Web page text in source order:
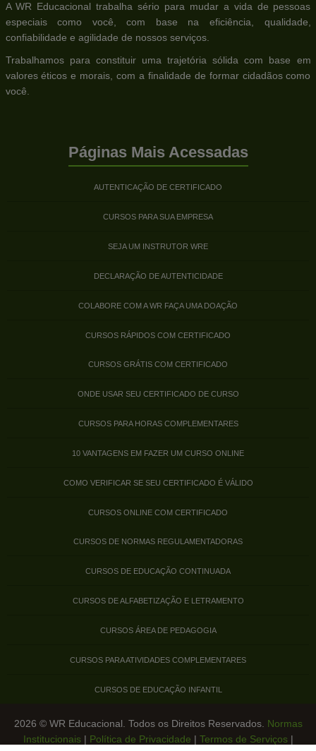
A WR Educacional trabalha sério para mudar a vida de pessoas
especiais como você, com base na eficiência, qualidade,
confiabilidade e agilidade de nossos serviços.
Trabalhamos para constituir uma trajetória sólida com base em
valores éticos e morais, com a finalidade de formar cidadãos como
você.
Páginas Mais Acessadas
AUTENTICAÇÃO DE CERTIFICADO
CURSOS PARA SUA EMPRESA
SEJA UM INSTRUTOR WRE
DECLARAÇÃO DE AUTENTICIDADE
COLABORE COM A WR FAÇA UMA DOAÇÃO
CURSOS RÁPIDOS COM CERTIFICADO
CURSOS GRÁTIS COM CERTIFICADO
ONDE USAR SEU CERTIFICADO DE CURSO
CURSOS PARA HORAS COMPLEMENTARES
10 VANTAGENS EM FAZER UM CURSO ONLINE
COMO VERIFICAR SE SEU CERTIFICADO É VÁLIDO
CURSOS ONLINE COM CERTIFICADO
CURSOS DE NORMAS REGULAMENTADORAS
CURSOS DE EDUCAÇÃO CONTINUADA
CURSOS DE ALFABETIZAÇÃO E LETRAMENTO
CURSOS ÁREA DE PEDAGOGIA
CURSOS PARA ATIVIDADES COMPLEMENTARES
CURSOS DE EDUCAÇÃO INFANTIL
2026 © WR Educacional. Todos os Direitos Reservados. Normas
Institucionais| Política de Privacidade | Termos de Serviços|